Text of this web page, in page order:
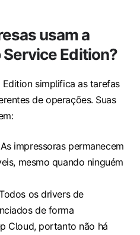
usam a
Edition?
simplifica as tarefas
de operações. Suas
As impressoras permanecem
mesmo quando ninguém
os drivers de
de forma
Cloud, portanto não há